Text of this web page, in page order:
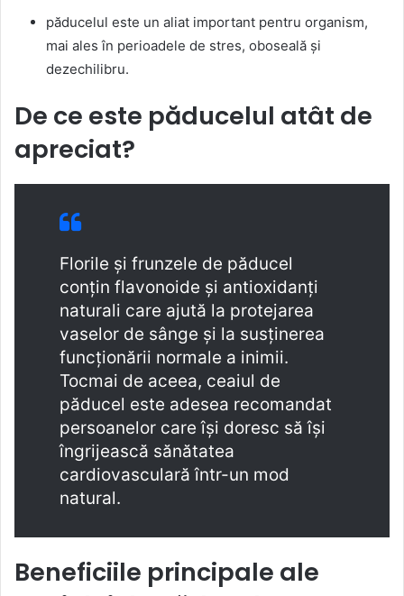
păducelul este un aliat important pentru organism,
mai ales în perioadele de stres, oboseală și
dezechilibru.
De ce este păducelul atât de
apreciat?
Florile și frunzele de păducel
conțin flavonoide și antioxidanți
naturali care ajută la protejarea
vaselor de sânge și la susținerea
funcționării normale a inimii.
Tocmai de aceea, ceaiul de
păducel este adesea recomandat
persoanelor care își doresc să își
îngrijească sănătatea
cardiovasculară într-un mod
natural.
Beneficiile principale ale